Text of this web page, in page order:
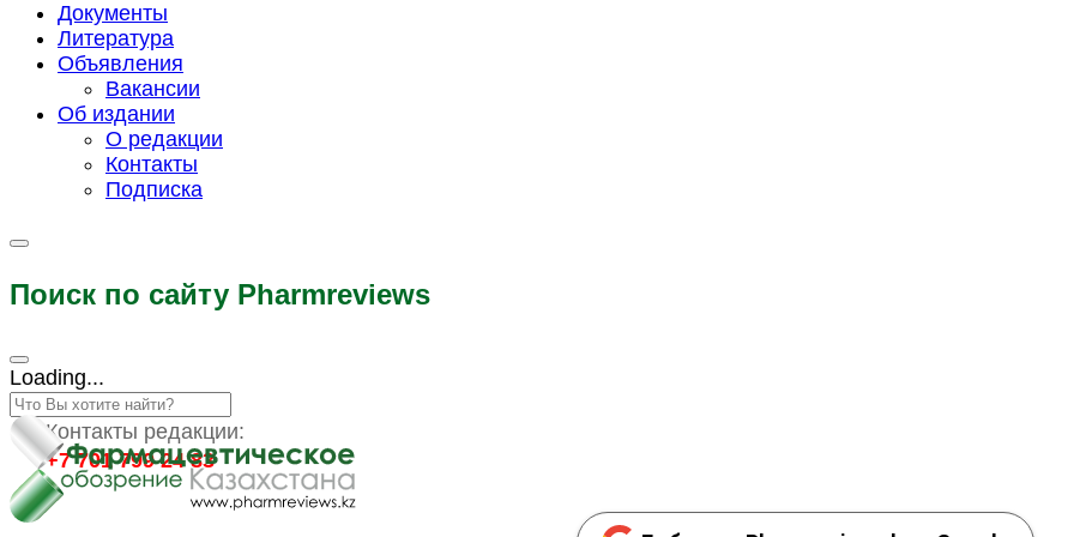
Документы
Литература
Объявления
Вакансии
Об издании
О редакции
Контакты
Подписка
Поиск по сайту Pharmreviews
Loading...
Контакты редакции:
+7 701 799 24 83